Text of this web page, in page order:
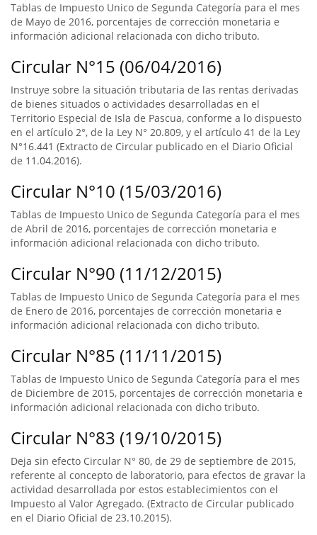
Tablas de Impuesto Unico de Segunda Categoría para el mes
de Mayo de 2016, porcentajes de corrección monetaria e
información adicional relacionada con dicho tributo.
Circular N°15 (06/04/2016)
Instruye sobre la situación tributaria de las rentas derivadas
de bienes situados o actividades desarrolladas en el
Territorio Especial de Isla de Pascua, conforme a lo dispuesto
en el artículo 2°, de la Ley N° 20.809, y el artículo 41 de la Ley
N°16.441 (Extracto de Circular publicado en el Diario Oficial
de 11.04.2016).
Circular N°10 (15/03/2016)
Tablas de Impuesto Unico de Segunda Categoría para el mes
de Abril de 2016, porcentajes de corrección monetaria e
información adicional relacionada con dicho tributo.
Circular N°90 (11/12/2015)
Tablas de Impuesto Unico de Segunda Categoría para el mes
de Enero de 2016, porcentajes de corrección monetaria e
información adicional relacionada con dicho tributo.
Circular N°85 (11/11/2015)
Tablas de Impuesto Unico de Segunda Categoría para el mes
de Diciembre de 2015, porcentajes de corrección monetaria e
información adicional relacionada con dicho tributo.
Circular N°83 (19/10/2015)
Deja sin efecto Circular N° 80, de 29 de septiembre de 2015,
referente al concepto de laboratorio, para efectos de gravar la
actividad desarrollada por estos establecimientos con el
Impuesto al Valor Agregado. (Extracto de Circular publicado
en el Diario Oficial de 23.10.2015).